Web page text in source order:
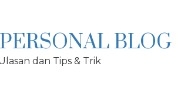
BLOG
dan Tips & Trik